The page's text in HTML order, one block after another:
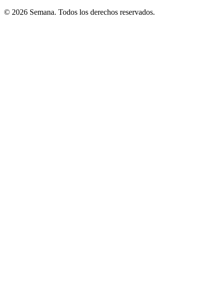
© 2026 Semana. Todos los derechos reservados.